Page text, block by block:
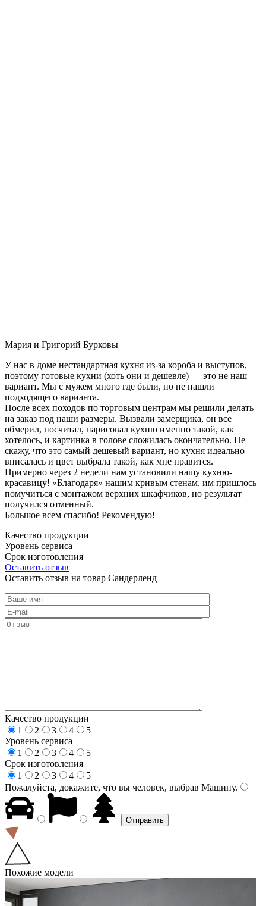
Мария и Григорий Бурковы
У нас в доме нестандартная кухня из-за короба и выступов,
поэтому готовые кухни (хоть они и дешевле) — это не наш
вариант. Мы с мужем много где были, но не нашли
подходящего варианта.
После всех походов по торговым центрам мы решили делать
на заказ под наши размеры. Вызвали замерщика, он все
обмерил, посчитал, нарисовал кухню именно такой, как
хотелось, и картинка в голове сложилась окончательно. Не
скажу, что это самый дешевый вариант, но кухня идеально
вписалась и цвет выбрала такой, как мне нравится.
Примерно через 2 недели нам установили нашу кухню-
красавицу! «Благодаря» нашим кривым стенам, им пришлось
помучиться с монтажом верхних шкафчиков, но результат
получился отменный.
Большое всем спасибо! Рекомендую!
Качество продукции
Уровень сервиса
Срок изготовления
Оставить отзыв
Оставить отзыв на товар Сандерленд
Качество продукции
1
2 3 4
5
Уровень сервиса
1
2 3 4
5
Срок изготовления
1
2 3 4
5
Пожалуйста, докажите, что вы человек, выбрав Машину.
Похожие модели